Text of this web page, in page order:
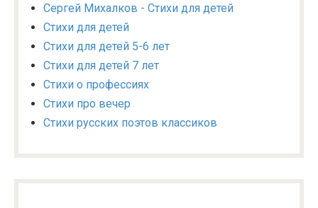
Сергей Михалков - Стихи для детей
Стихи для детей
Стихи для детей 5-6 лет
Стихи для детей 7 лет
Стихи о профессиях
Стихи про вечер
Стихи русских поэтов классиков